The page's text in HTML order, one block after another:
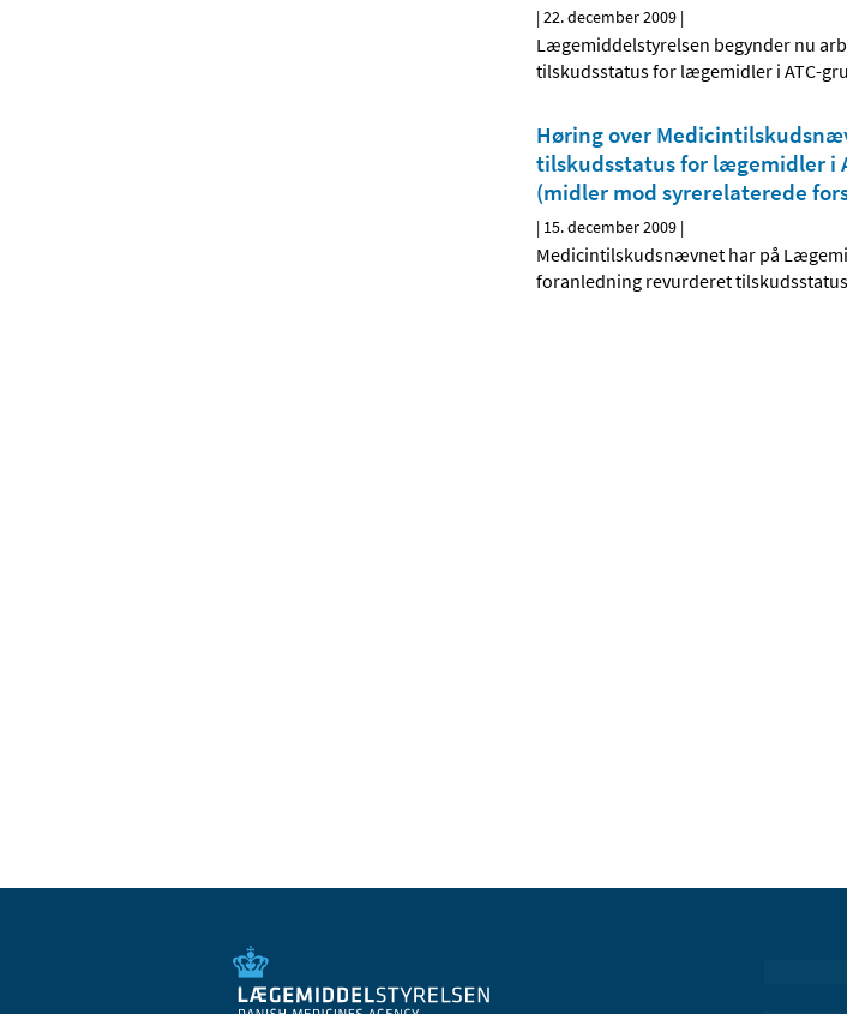
|22. december 2009 |
Lægemiddelstyrelsen begynder nu
tilskudsstatus for lægemidler i ATC-
Høring over
tilskudsstatus for lægemidler i
(midler mod syrerelaterede
| 15. december 2009 |
Medicintilskudsnævnet har på
foranledning revurderet